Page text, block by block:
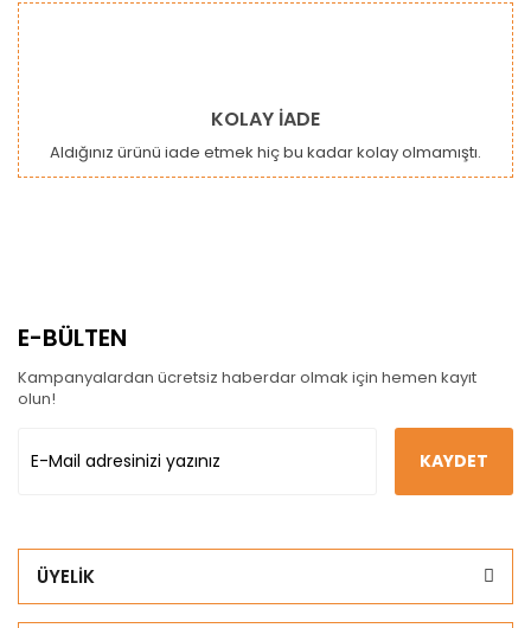
KOLAY İADE
Aldığınız ürünü iade etmek hiç bu kadar kolay olmamıştı.
E-BÜLTEN
Kampanyalardan ücretsiz haberdar olmak için hemen kayıt
olun!
KAYDET
ÜYELİK